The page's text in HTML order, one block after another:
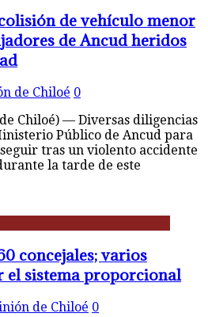
de vehículo menor
de Ancud heridos
de Chiloé 0
Chiloé) — Diversas diligencias
Público de Ancud para
tras un violento accidente
la tarde de este
concejales; varios
el sistema proporcional
de Chiloé 0